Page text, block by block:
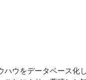
ハウをデータベース化